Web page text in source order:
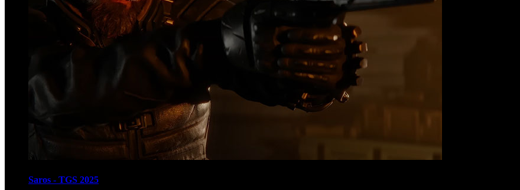
Saros - TGS 2025